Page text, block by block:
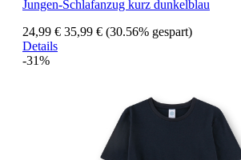
Jungen-Schlafanzug kurz dunkelblau
24,99 € 35,99 € (30.56% gespart)
Details
-31%